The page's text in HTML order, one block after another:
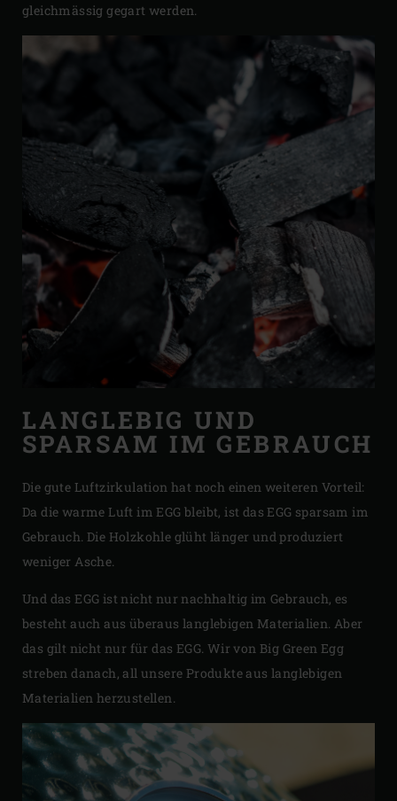
gleichmässig gegart werden.
LANGLEBIG UND
SPARSAM IM GEBRAUCH
Die gute Luftzirkulation hat noch einen weiteren Vorteil:
Da die warme Luft im EGG bleibt, ist das EGG sparsam im
Gebrauch. Die Holzkohle glüht länger und produziert
weniger Asche.
Und das EGG ist nicht nur nachhaltig im Gebrauch, es
besteht auch aus überaus langlebigen Materialien. Aber
das gilt nicht nur für das EGG. Wir von Big Green Egg
streben danach, all unsere Produkte aus langlebigen
Materialien herzustellen.